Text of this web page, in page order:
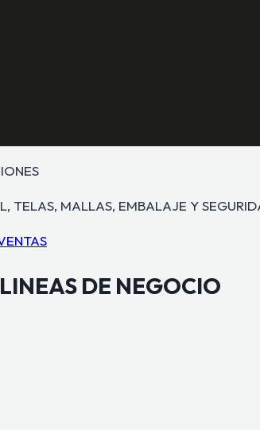
TELAS, MALLAS, EMBALAJE Y
LINEAS DE NEGOCIO